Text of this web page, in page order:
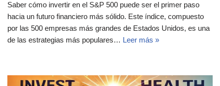
Saber cómo invertir en el S&P 500 puede ser el primer paso
hacia un futuro financiero más sólido. Este índice, compuesto
por las 500 empresas más grandes de Estados Unidos, es una
de las estrategias más populares… Leer más »